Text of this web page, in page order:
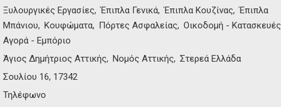
Ξυλουργικές Εργασίες Έπιπλα Γενικά Έπιπλα Κουζίνας
Έπιπλα
Μπάνιου
Κουφώματα Πόρτες Ασφαλείας
Οικοδομή - Κατασκευές
Αγορά - Εμπόριο
Άγιος Δημήτριος Αττικής
Νομός Αττικής
Στερεά Ελλάδα
Σουλίου 16, 17342
Τηλέφωνο